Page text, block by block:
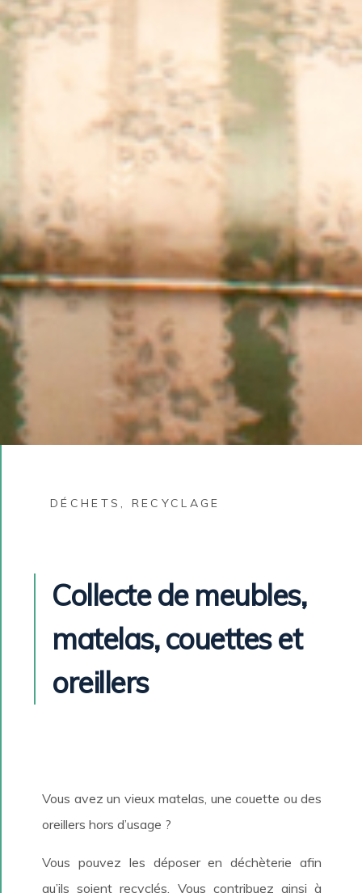
DÉCHETS, RECYCLAGE
Collecte de meubles,
matelas, couettes et
oreillers
Vous avez un vieux matelas, une couette ou des
oreillers hors d’usage ?
Vous pouvez les déposer en déchèterie afin
qu’ils soient recyclés. Vous contribuez ainsi à